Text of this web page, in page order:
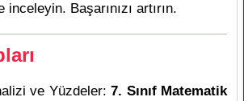
Başarınızı artırın.
ve Yüzdeler: 7. Sınıf Matematik